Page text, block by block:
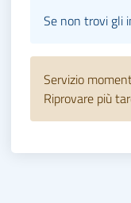
Se non trovi gli
Servizio
Riprovare più